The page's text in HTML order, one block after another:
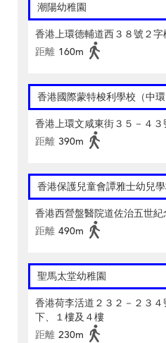
潮陽幼稚園
香港上環德輔道西３８號２字
距離 160m
香港國際蒙特梭利學校（中環
香港上環文咸東街３５－４
距離 390m
香港保護兒童會譚雅士幼兒
香港西營盤醫院道佐治五世紀
距離 490m
聖馬太堂幼稚園
香港荷李活道２３２－２３
下、１樓及４樓
距離 230m